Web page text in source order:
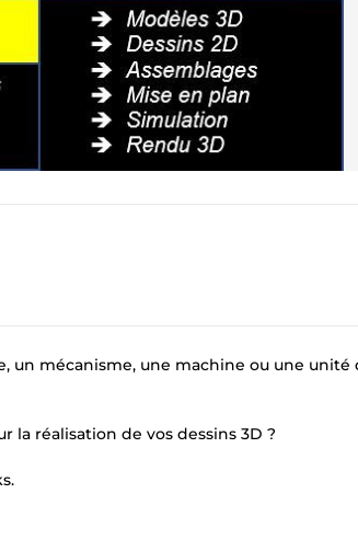
un mécanisme, une machine ou une unité
la réalisation de vos dessins 3D ?